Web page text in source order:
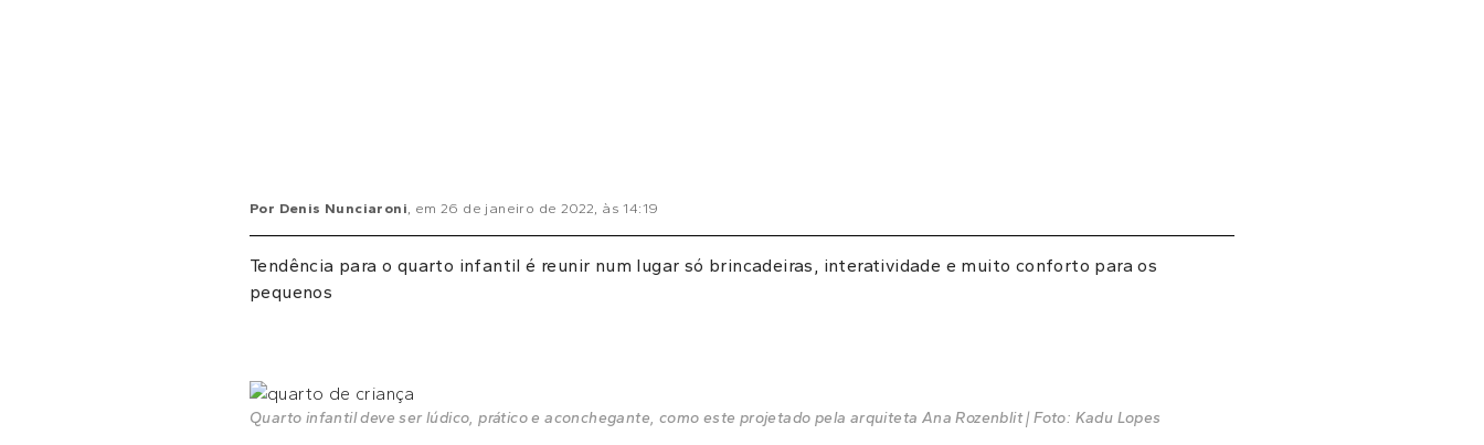
Por Denis Nunciaroni, em 26 de janeiro de 2022, às 14:19
Tendência para o quarto infantil é reunir num lugar só brincadeiras, interatividade e muito conforto para os
pequenos
Quarto infantil deve ser lúdico, prático e aconchegante, como este projetado pela arquiteta Ana Rozenblit | Foto: Kadu Lopes